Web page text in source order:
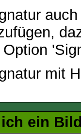
mit
ein